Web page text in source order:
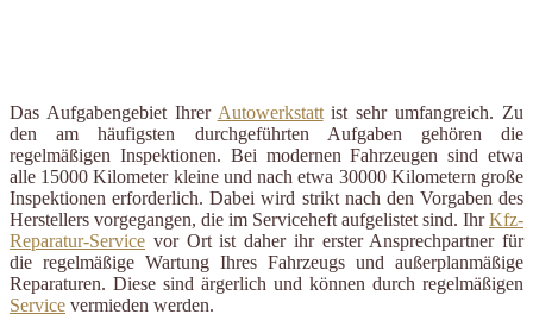
Das Aufgabengebiet Ihrer Autowerkstattist sehr umfangreich. Zu
den am häufigsten durchgeführten Aufgaben gehören die
regelmäßigen Inspektionen. Bei modernen Fahrzeugen sind etwa
alle 15000 Kilometer kleine und nach etwa 30000 Kilometern große
Inspektionen erforderlich. Dabei wird strikt nach den Vorgaben des
Herstellers vorgegangen, die im Serviceheft aufgelistet sind. IhrKfz-
Reparatur-Service vor Ort ist daher ihr erster Ansprechpartner für
die regelmäßige Wartung Ihres Fahrzeugs und außerplanmäßige
Reparaturen. Diese sind ärgerlich und können durch regelmäßigen
Service vermieden werden.